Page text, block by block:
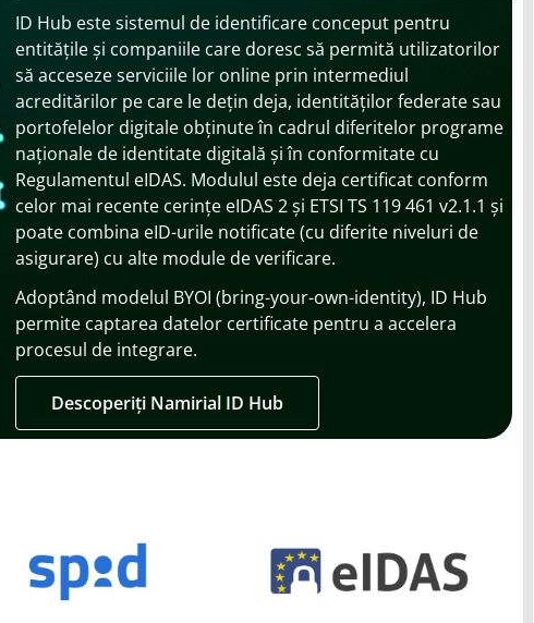
ID Hub este sistemul de identificare conceput pentru
entitățile și companiile care doresc să permită utilizatorilor
să acceseze serviciile lor online prin intermediul
acreditărilor pe care le dețin deja, identităților federate sau
portofelelor digitale obținute în cadrul diferitelor programe
naționale de identitate digitală și în conformitate cu
Regulamentul eIDAS. Modulul este deja certificat conform
celor mai recente cerințe eIDAS 2 și ETSI TS 119 461 v2.1.1 și
poate combina eID-urile notificate (cu diferite niveluri de
asigurare) cu alte module de verificare.
Adoptând modelul BYOI (bring-your-own-identity), ID Hub
permite captarea datelor certificate pentru a accelera
procesul de integrare.
Descoperiți Namirial ID Hub